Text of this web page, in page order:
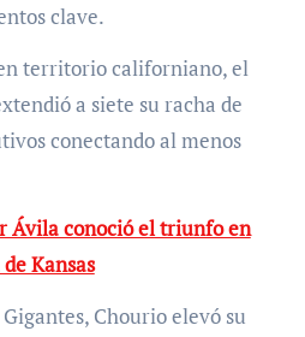
clave.
territorio californiano, el
a siete su racha de
conectando al menos
Ávila conoció el triunfo en
Kansas
Chourio elevó su